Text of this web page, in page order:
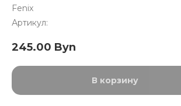
Fenix
Артикул:
245.00 Byn
В корзину